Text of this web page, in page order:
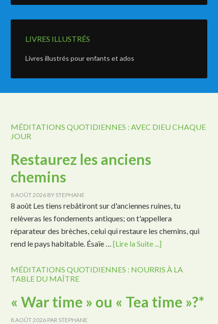
LIVRES ILLUSTRÉS
Livres illustrés pour enfants et ados
MÉDITATIONS QUOTIDIENNES : AVEC DIEU CHAQUE
JOUR
Restaurez les anciens
chemins
8 AOÛT 2026 BY STEPHANE
8 août Les tiens rebâtiront sur d'anciennes ruines, tu
relèveras les fondements antiques; on t'appellera
réparateur des brèches, celui qui restaure les chemins, qui
rend le pays habitable. Ésaïe …[Lire la Suite ...]
MÉDITATIONS QUOTIDIENNES : NOURRIS À LA
TABLE DU MAÎTRE
« War time » ou « Tea time »?*
8 AOÛT 2026 PAR STEPHANE